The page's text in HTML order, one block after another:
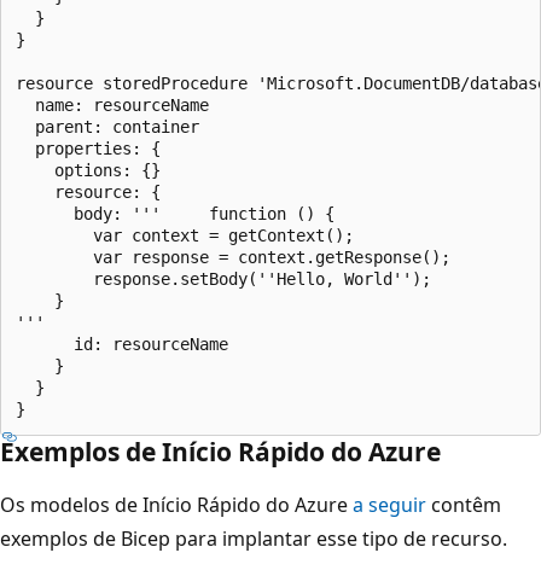
  }
}
resource storedProcedure 'Microsoft.DocumentDB/
  name: resourceName
  parent: container
  properties: {
    options: {}
    resource: {
      body: '''  	function () {
'''
      id: resourceName
    }
  }
Exemplos de Início Rápido do Azure
Os modelos de Início Rápido do Azurea seguircontêm
exemplos de Bicep para implantar esse tipo de recurso.